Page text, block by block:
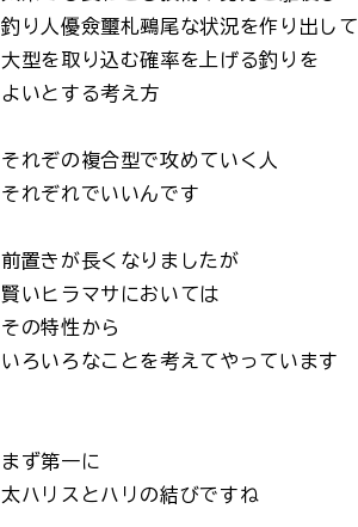
釣り人優僉璽札鵐尾な状況を作り出して
大型を取り込む確率を上げる釣りを
よいとする考え方
それぞの複合型で攻めていく人
それぞれでいいんです
前置きが長くなりましたが
賢いヒラマサにおいては
その特性から
いろいろなことを考えてやっています
まず第一に
太ハリスとハリの結びですね